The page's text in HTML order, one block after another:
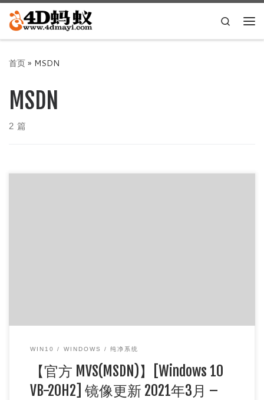
Skip to content
Search
首页» MSDN
MSDN
2 篇
WIN10 WINDOWS 纯净系统
【官方 MVS(MSDN)】[Windows 10
VB-20H2] 镜像更新 2021年3月 –